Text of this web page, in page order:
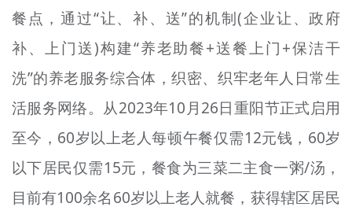
餐点，通过“让、补、送”的机制(企业让、政府
补、上门送)构建“养老助餐+送餐上门+保洁干
洗”的养老服务综合体，织密、织牢老年人日常生
活服务网络。从2023年10月26日重阳节正式启用
至今，60岁以上老人每顿午餐仅需12元钱，60岁
以下居民仅需15元，餐食为三菜二主食一粥/汤，
目前有100余名60岁以上老人就餐，获得辖区居民